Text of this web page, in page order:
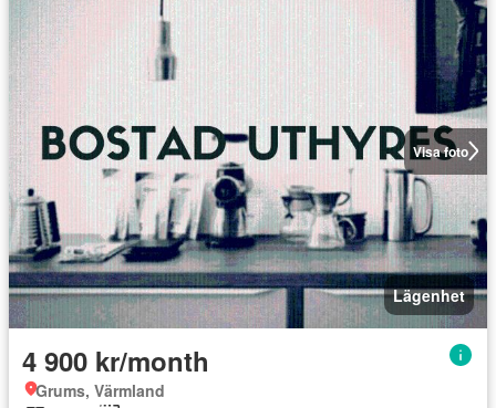
Visa foto
Lägenhet
4 900 kr/month
Grums, Värmland